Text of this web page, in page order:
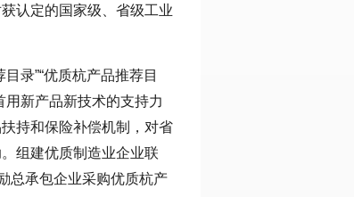
认定的国家级、省级工业
录”“优质杭产品推荐目
新产品新技术的支持力
持和保险补偿机制，对省
组建优质制造业企业联
总承包企业采购优质杭产